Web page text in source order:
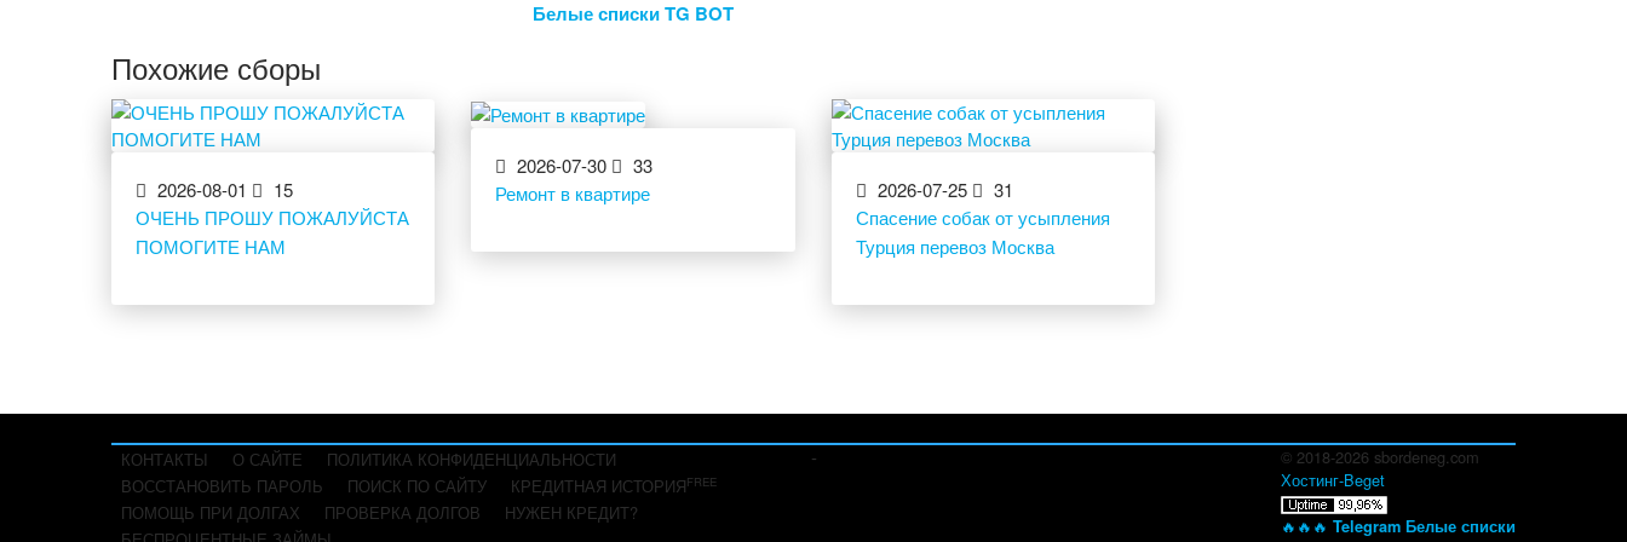
Белые списки TG BOT
Похожие сборы
2026-08-01
15
ОЧЕНЬ ПРОШУ ПОЖАЛУЙСТА
ПОМОГИТЕ НАМ
2026-07-30
33
Ремонт в квартире
2026-07-25
31
Спасение собак от усыпления
Турция перевоз Москва
-
КОНТАКТЫ О САЙТЕ
ПОЛИТИКА КОНФИДЕНЦИАЛЬНОСТИ
ВОССТАНОВИТЬ ПАРОЛЬ
ПОИСК ПО САЙТУ КРЕДИТНАЯ ИСТОРИЯFREE
ПОМОЩЬ ПРИ ДОЛГАХ ПРОВЕРКА ДОЛГОВ
НУЖЕН КРЕДИТ?
© 2018-2026 sbordeneg.com
Хостинг-Beget
🔥🔥🔥 Telegram Белые списки